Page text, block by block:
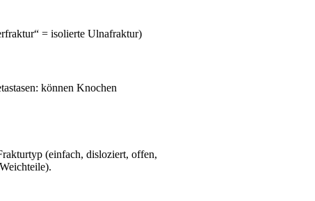
= isolierte Ulnafraktur)
können Knochen
(einfach, disloziert, offen,